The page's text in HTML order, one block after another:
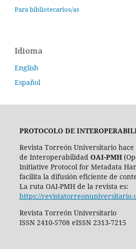
Para bibliotecarios/as
Idioma
English
Español
PROTOCOLO DE
Revista Torreón Universitario hace
de InteroperabilidadOAI-PMH
Initiative Protocol for Metadata
facilita la difusión eficiente de
La ruta OAI-PMH de la revista es:
https://
Revista Torreón Universitario
ISSN 2410-5708 eISSN 2313-7215